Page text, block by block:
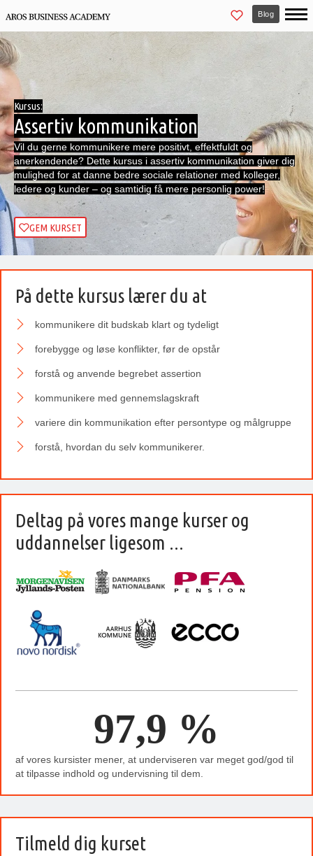
Blog
Kursus:
Assertiv kommunikation
Vil du gerne kommunikere mere positivt, effektfuldt og
anerkendende? Dette kursus i assertiv kommunikation giver dig
mulighed for at danne bedre sociale relationer med kolleger,
ledere og kunder – og samtidig få mere personlig power!
GEM KURSET
På dette kursus lærer du at
kommunikere dit budskab klart og tydeligt
forebygge og løse konflikter, før de opstår
forstå og anvende begrebet assertion
kommunikere med gennemslagskraft
variere din kommunikation efter persontype og målgruppe
forstå, hvordan du selv kommunikerer.
Deltag på vores mange kurser og
uddannelser ligesom ...
97,9 %
af vores kursister mener, at underviseren var meget god/god til
at tilpasse indhold og undervisning til dem.
Tilmeld dig kurset